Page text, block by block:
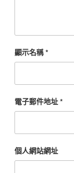
顯示名稱*
電子郵件地址*
個人網站網址